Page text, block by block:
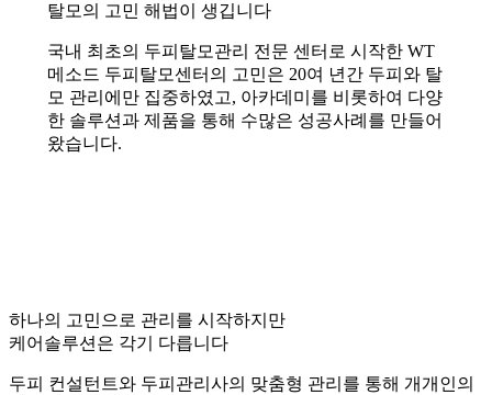
탈모의 고민 해법이 생깁니다
국내 최초의 두피탈모관리 전문 센터로 시작한 WT
메소드 두피탈모센터의 고민은 20여 년간 두피와 탈
모 관리에만 집중하였고, 아카데미를 비롯하여 다양
한 솔루션과 제품을 통해 수많은 성공사례를 만들어
왔습니다.
하나의 고민으로 관리를 시작하지만
케어솔루션은 각기 다릅니다
두피 컨설턴트와 두피관리사의 맞춤형 관리를 통해 개개인의